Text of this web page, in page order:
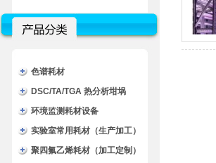
色谱耗材
DSC/TA/TGA 热分析坩埚
环境监测耗材设备
实验室常用耗材（生产加工）
聚四氟乙烯耗材（加工定制）